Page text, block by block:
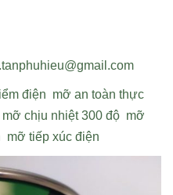
điện mỡ an toàn thực
mỡ chịu nhiệt 300 độ mỡ
mỡ tiếp xúc điện